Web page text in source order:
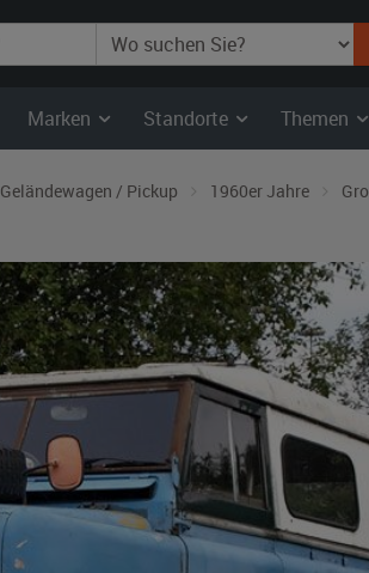
Marken Standorte Themen
Geländewagen / Pickup 1960er Jahre